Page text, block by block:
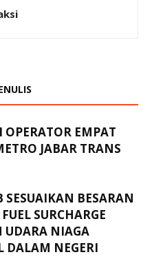
OPERATOR EMPAT
JABAR TRANS
SESUAIKAN BESARAN
SURCHARGE
UDARA NIAGA
DALAM NEGERI